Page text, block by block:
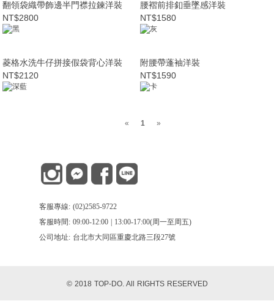
翻領袋織帶飾邊半門襟拉鍊洋裝
NT$2800
腰褶前排釦垂墜感洋裝
NT$1580
菱格水洗牛仔拼接假袋背心洋裝
NT$2120
附腰帶蓬袖洋裝
NT$1590
« 1 »
客服專線: (02)2585-9722
客服時間: 09:00-12:00 | 13:00-17:00(周一至周五)
公司地址: 台北市大同區重慶北路三段27號
© 2018 TOP-DO. All RIGHTS RESERVED